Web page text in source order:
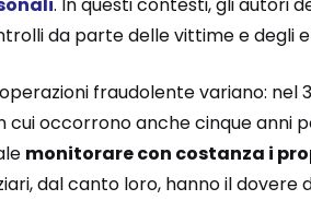
da parte delle vittime e degli
fraudolente variano: nel
cui occorrono anche cinque anni
monitorare con costanza i
dal canto loro, hanno il dovere